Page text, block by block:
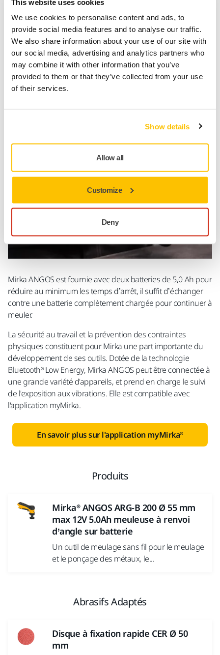
This website uses cookies
We use cookies to personalise content and ads, to
provide social media features and to analyse our traffic.
We also share information about your use of our site with
our social media, advertising and analytics partners who
may combine it with other information that you’ve
provided to them or that they’ve collected from your use
of their services.
Show details
Allow all
Customize
Deny
en particulier dans les zones où les grosses meuleuses sont
difficiles à manipuler, et où les prises électriques et
pneumatiques sont hors de portée.
En savoir plus sur les ponceuses et
polisseuses sans fil de Mirka
Batterie et Connectivité
Mirka ANGOS est fournie avec deux batteries de 5,0 Ah pour
réduire au minimum les temps d’arrêt, il suffit d’échanger
contre une batterie complètement chargée pour continuer à
meuler.
La sécurité au travail et la prévention des contraintes
physiques constituent pour Mirka une part importante du
développement de ses outils. Dotée de la technologie
Bluetooth® Low Energy, Mirka ANGOS peut être connectée à
une grande variété d'appareils, et prend en charge le suivi
de l'exposition aux vibrations. Elle est compatible avec
l'application myMirka.
En savoir plus sur l'application myMirka®
Produits
Mirka® ANGOS ARG-B 200 Ø 55 mm
max 12V 5.0Ah meuleuse à renvoi
d’angle sur batterie
Un outil de meulage sans fil pour le meulage
et le ponçage des métaux, le...
Abrasifs Adaptés
Disque à fixation rapide CER Ø 50
mm